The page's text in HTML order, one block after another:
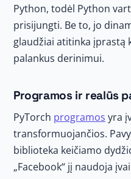
Python, todėl Python
prisijungti. Be to, jo
glaudžiai atitinka įprastą
palankus derinimui.
Programos ir realūs
PyTorch programos yra
transformuojančios.
biblioteka keičiamo
„Facebook“ jį naudoja